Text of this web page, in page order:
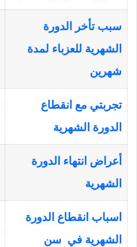
سبب تأخر الدورة
الشهرية للعزباء لمدة
شهرين
تجربتي مع انقطاع
الدورة الشهرية
أعراض انتهاء الدورة
الشهرية
اسباب انقطاع الدورة
الشهرية في سن